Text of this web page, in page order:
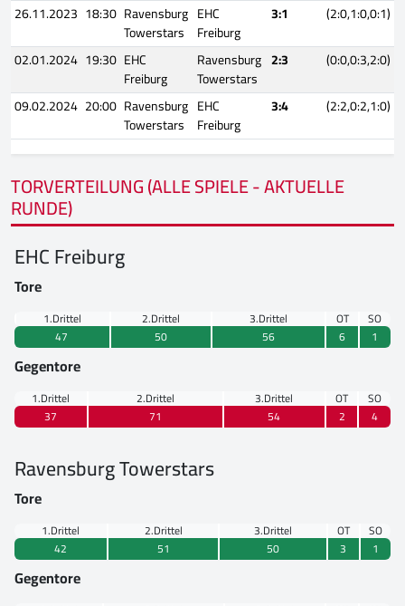
26.11.2023 18:30 Ravensburg
Towerstars
EHC
Freiburg
3:1
(2:0,1:0,0:1)
02.01.2024 19:30 EHC
Freiburg
Ravensburg
Towerstars
2:3
(0:0,0:3,2:0)
09.02.2024 20:00 Ravensburg
Towerstars
EHC
Freiburg
3:4 (2:2,0:2,1:0)
TORVERTEILUNG (ALLE SPIELE - AKTUELLE
RUNDE)
EHC Freiburg
Tore
1.Drittel 2.Drittel 3.Drittel OT
SO
47
50 56 6 1
Gegentore
1.Drittel 2.Drittel 3.Drittel OT
SO
37
71 54 2 4
Ravensburg Towerstars
Tore
1.Drittel 2.Drittel 3.Drittel OT
SO
42
51 50 3 1
Gegentore